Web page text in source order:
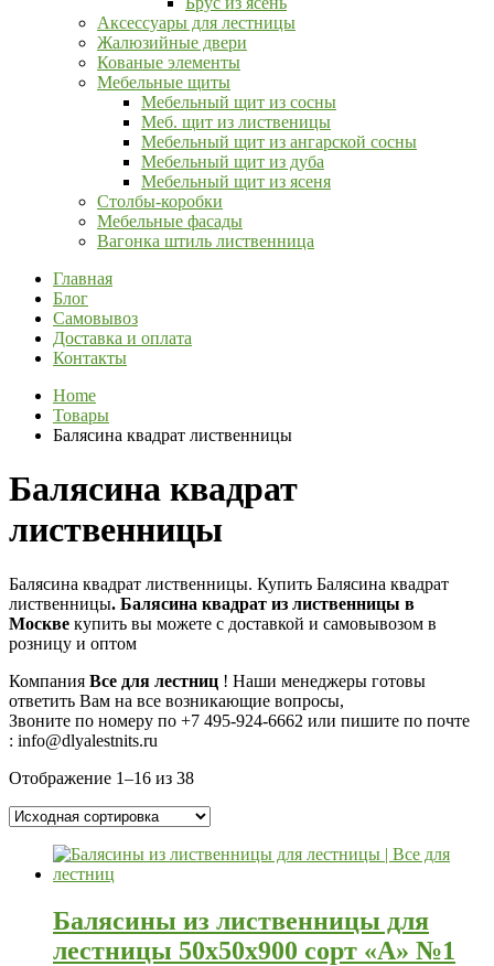
Аксессуары для лестницы
Жалюзийные двери
Кованые элементы
Мебельные щиты
Мебельный щит из сосны
Меб. щит из лиственицы
Мебельный щит из ангарской сосны
Мебельный щит из дуба
Мебельный щит из ясеня
Столбы-коробки
Мебельные фасады
Вагонка штиль лиственница
Главная
Блог
Самовывоз
Доставка и оплата
Контакты
Home
Товары
Балясина квадрат лиственницы
Балясина квадрат
лиственницы
Балясина квадрат лиственницы. Купить Балясина квадрат
лиственницы. Балясина квадрат из лиственницы в
Москве купить вы можете с доставкой и самовывозом в
розницу и оптом
Компания Все для лестниц ! Наши менеджеры готовы
ответить Вам на все возникающие вопросы,
Звоните по номеру по +7 495-924-6662 или пишите по почте
: info@dlyalestnits.ru
Отображение 1–16 из 38
Балясины из лиственницы для
лестницы 50х50х900 сорт «А» №1